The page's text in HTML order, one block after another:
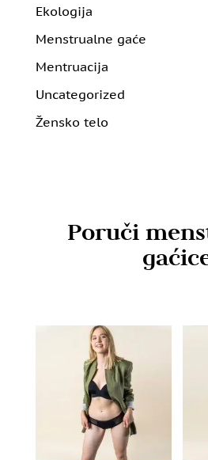
Ekologija
Menstrualne gaće
Mentruacija
Uncategorized
Žensko telo
Poruči